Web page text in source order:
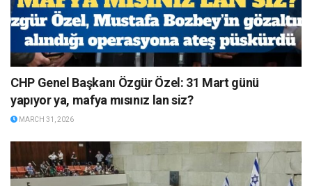
CHP Genel Başkanı Özgür Özel: 31 Mart günü
yapıyor ya, mafya mısınız lan siz?
MARCH 31, 2026